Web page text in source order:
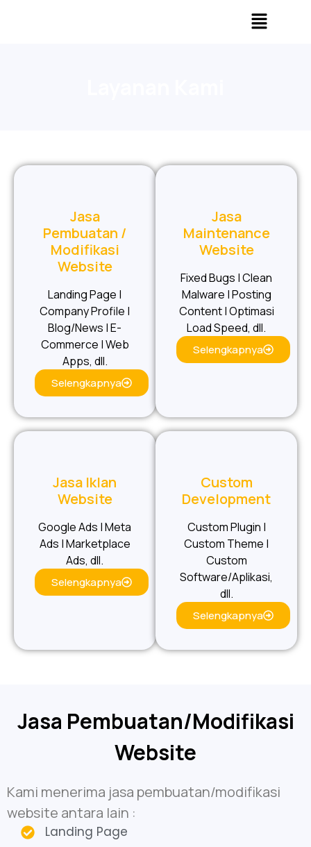
Jasa
Pembuatan /
Modifikasi
Website
Landing Page |
Company Profile |
Blog/News | E-
Commerce | Web
Apps, dll.
Selengkapnya
Jasa
Maintenance
Website
Fixed Bugs | Clean
Malware | Posting
Content | Optimasi
Load Speed, dll.
Selengkapnya
Jasa Iklan
Website
Google Ads | Meta
Ads | Marketplace
Ads, dll.
Selengkapnya
Custom
Development
Custom Plugin |
Custom Theme |
Custom
Software/Aplikasi,
dll.
Selengkapnya
Jasa Pembuatan/Modifikasi
Website
Kami menerima jasa pembuatan/modifikasi
website antara lain :
Landing Page